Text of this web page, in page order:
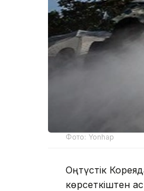
Фото: Yonhap
Оңтүстік
көрсеткіштен